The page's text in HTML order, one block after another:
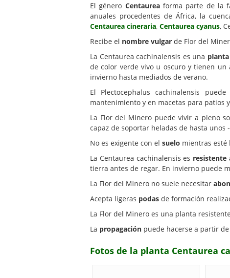
El género Centaureaforma parte de la
anuales procedentes de África, la
Centaurea cineraria, Centaurea cyanus,
Recibe el nombre vulgar de Flor del
La Centaurea cachinalensis es una
de color verde vivo u oscuro y tienen un
invierno hasta mediados de verano.
El Plectocephalus cachinalensis puede
mantenimiento y en macetas para patios
La Flor del Minero puede vivir a pleno
capaz de soportar heladas de hasta unos -
No es exigente con el suelo mientras esté
La Centaurea cachinalensis es resistente
tierra antes de regar. En invierno puede
La Flor del Minero no suele necesitar
Acepta ligeras podas de formación
La Flor del Minero es una planta
La propagación puede hacerse a partir
Fotos de la planta Centaurea